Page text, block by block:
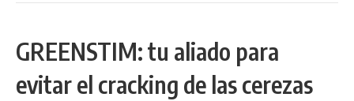
GREENSTIM: tu aliado para
evitar el cracking de las cerezas